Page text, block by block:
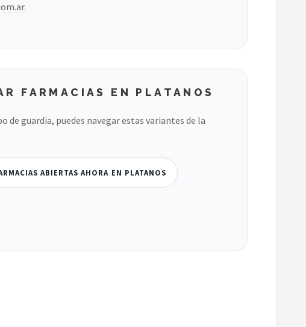
.
FARMACIAS EN PLATANOS
de guardia, puedes navegar estas variantes de la
ABIERTAS AHORA EN PLATANOS